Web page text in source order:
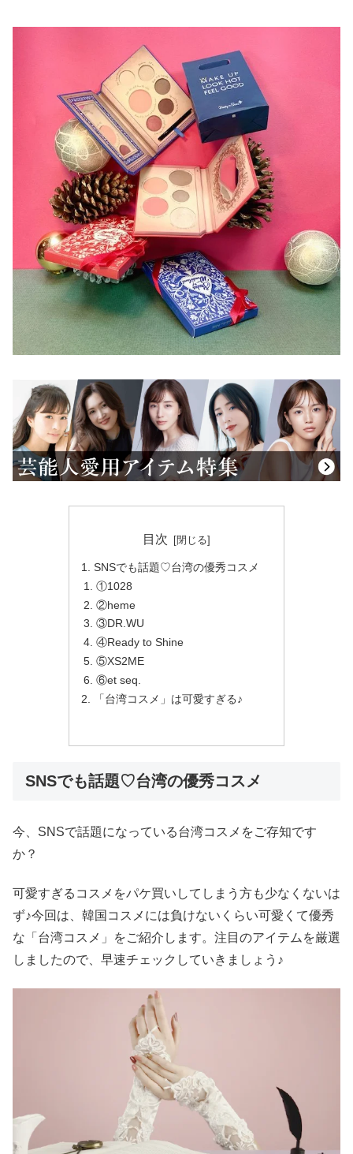
目次
SNSでも話題♡台湾の優秀コスメ
①1028
②heme
③DR.WU
④Ready to Shine
⑤XS2ME
⑥et seq.
「台湾コスメ」は可愛すぎる♪
SNSでも話題♡台湾の優秀コスメ
今、SNSで話題になっている台湾コスメをご存知です
か？
可愛すぎるコスメをパケ買いしてしまう方も少なくないは
ず♪今回は、韓国コスメには負けないくらい可愛くて優秀
な「台湾コスメ」をご紹介します。注目のアイテムを厳選
しましたので、早速チェックしていきましょう♪